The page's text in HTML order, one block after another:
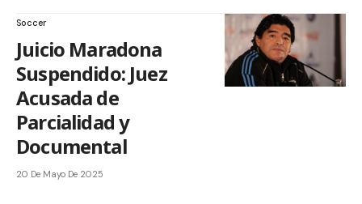
Soccer
Juicio Maradona
Suspendido: Juez
Acusada de
Parcialidad y
Documental
20 De Mayo De 2025